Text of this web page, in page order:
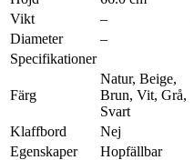
Vikt
–
Diameter
–
Specifikationer
Färg
Natur, Beige,
Brun, Vit, Grå,
Svart
Klaffbord Nej
Egenskaper
Hopfällbar